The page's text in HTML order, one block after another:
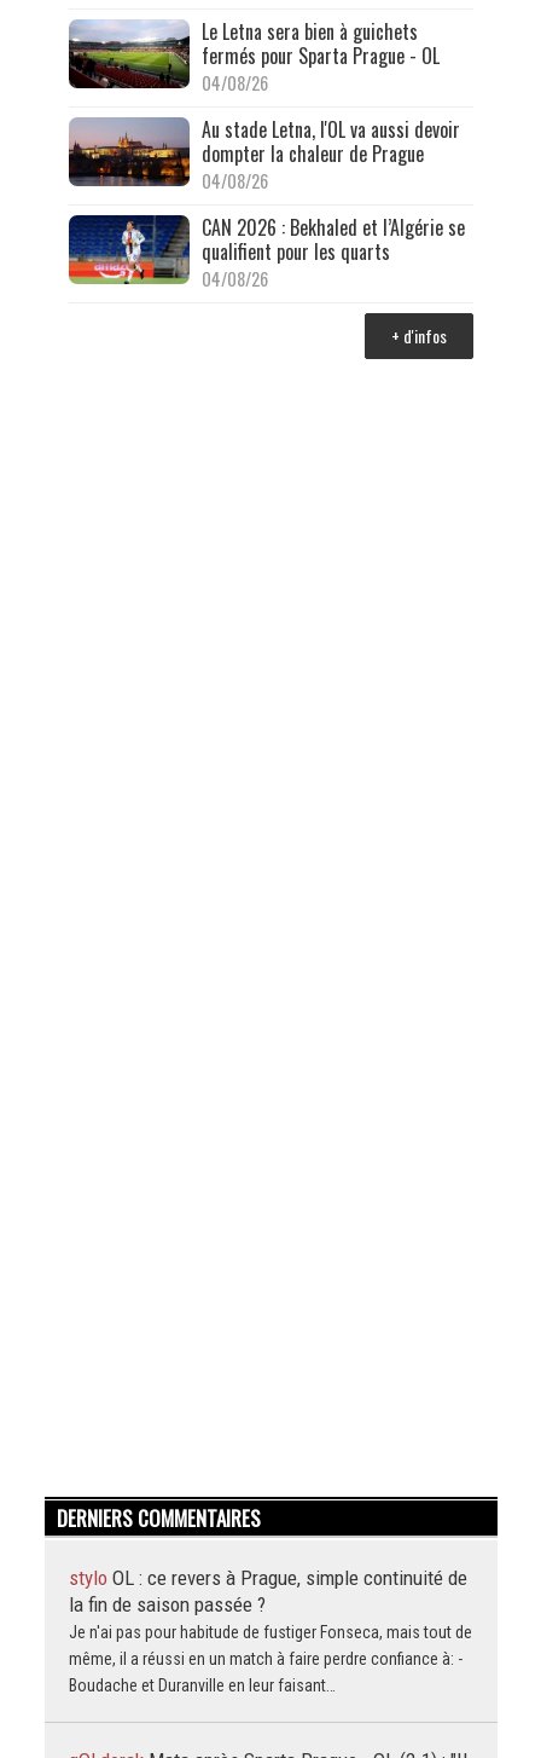
Le Letna sera bien à guichets
fermés pour Sparta Prague - OL
04/08/26
Au stade Letna, l'OL va aussi devoir
dompter la chaleur de Prague
04/08/26
CAN 2026 : Bekhaled et l’Algérie se
qualifient pour les quarts
04/08/26
+ d'infos
DERNIERS COMMENTAIRES
stylo OL : ce revers à Prague, simple continuité de
la fin de saison passée ?
Je n'ai pas pour habitude de fustiger Fonseca, mais tout de
même, il a réussi en un match à faire perdre confiance à: -
Boudache et Duranville en leur faisant…